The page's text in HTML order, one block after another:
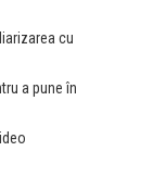
cu
a pune în